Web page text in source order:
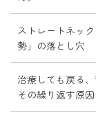
ストレートネッ
勢」の落とし穴
治療しても戻る、
その繰り返す原因